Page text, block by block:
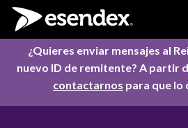
Skip to content
¿Quieres enviar mensajes al
nuevo ID de remitente? A partir
contactarnos para que lo